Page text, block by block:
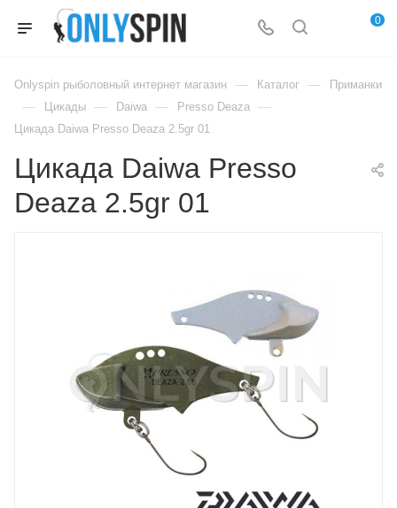
0
Onlyspin рыболовный интернет магазин — Каталог — Приманки
— Цикады — Daiwa — Presso Deaza —
Цикада Daiwa Presso Deaza 2.5gr 01
Цикада Daiwa Presso
Deaza 2.5gr 01